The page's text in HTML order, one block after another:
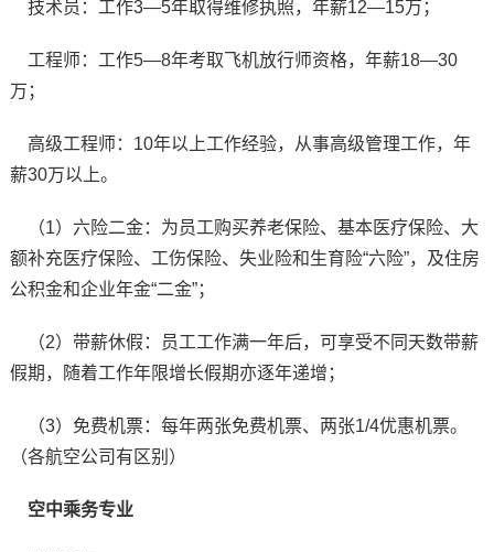
技术员：工作3—5年取得维修执照，年薪12—15万；
工程师：工作5—8年考取飞机放行师资格，年薪18—30
万；
高级工程师：10年以上工作经验，从事高级管理工作，年
薪30万以上。
（1）六险二金：为员工购买养老保险、基本医疗保险、大
额补充医疗保险、工伤保险、失业险和生育险“六险”，及住房
公积金和企业年金“二金”；
（2）带薪休假：员工工作满一年后，可享受不同天数带薪
假期，随着工作年限增长假期亦逐年递增；
（3）免费机票：每年两张免费机票、两张1/4优惠机票。
（各航空公司有区别）
空中乘务专业